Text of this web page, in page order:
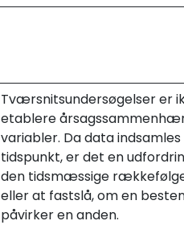
Tværsnitsundersøgelser er
etablere
variabler. Da data
tidspunkt, er det en
den tidsmæssige
eller at fastslå, om en
påvirker en anden.